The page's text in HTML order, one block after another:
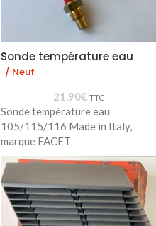
Sonde température eau
/ Neuf
21,90€ TTC
Sonde température eau
105/115/116 Made in Italy,
marque FACET